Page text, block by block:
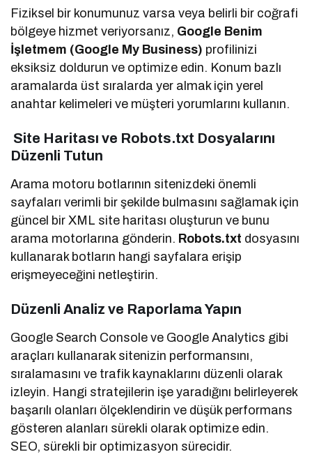
Fiziksel bir konumunuz varsa veya belirli bir coğrafi
bölgeye hizmet veriyorsanız, Google Benim
İşletmem (Google My Business) profilinizi
eksiksiz doldurun ve optimize edin. Konum bazlı
aramalarda üst sıralarda yer almak için yerel
anahtar kelimeleri ve müşteri yorumlarını kullanın.
Site Haritası ve Robots.txt Dosyalarını
Düzenli Tutun
Arama motoru botlarının sitenizdeki önemli
sayfaları verimli bir şekilde bulmasını sağlamak için
güncel bir XML site haritası oluşturun ve bunu
arama motorlarına gönderin. Robots.txt dosyasını
kullanarak botların hangi sayfalara erişip
erişmeyeceğini netleştirin.
Düzenli Analiz ve Raporlama Yapın
Google Search Console ve Google Analytics gibi
araçları kullanarak sitenizin performansını,
sıralamasını ve trafik kaynaklarını düzenli olarak
izleyin. Hangi stratejilerin işe yaradığını belirleyerek
başarılı olanları ölçeklendirin ve düşük performans
gösteren alanları sürekli olarak optimize edin.
SEO, sürekli bir optimizasyon sürecidir.